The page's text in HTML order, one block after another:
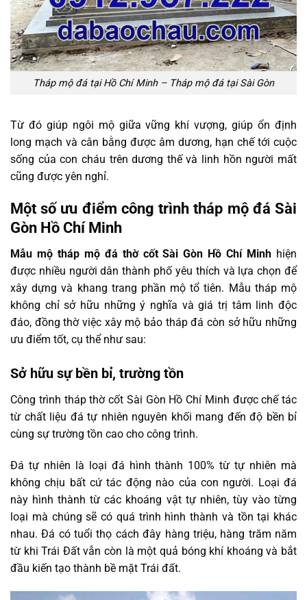
Tháp mộ đá tại Hồ Chí Minh – Tháp mộ đá tại Sài Gòn
Từ đó giúp ngôi mộ giữa vững khí vượng, giúp ổn định
long mạch và cân bằng được âm dương, hạn chế tới cuộc
sống của con cháu trên dương thế và linh hồn người mất
cũng được yên nghỉ.
Một số ưu điểm công trình tháp mộ đá Sài
Gòn Hồ Chí Minh
Mẫu mộ tháp mộ đá thờ cốt Sài Gòn Hồ Chí Minh hiện
được nhiều người dân thành phố yêu thích và lựa chọn để
xây dựng và khang trang phần mộ tổ tiên. Mẫu tháp mộ
không chỉ sở hữu những ý nghĩa và giá trị tâm linh độc
đáo, đồng thờ việc xây mộ bảo tháp đá còn sở hữu những
ưu điểm tốt, cụ thể như sau:
Sở hữu sự bền bỉ, trường tồn
Công trình tháp thờ cốt Sài Gòn Hồ Chí Minh được chế tác
từ chất liệu đá tự nhiên nguyên khối mang đến độ bền bỉ
cùng sự trường tồn cao cho công trình.
Đá tự nhiên là loại đá hình thành 100% từ tự nhiên mà
không chịu bất cứ tác động nào của con người. Loại đá
này hình thành từ các khoáng vật tự nhiên, tùy vào từng
loại mà chúng sẽ có quá trình hình thành và tồn tại khác
nhau. Đá có tuổi thọ cách đây hàng triệu, hàng trăm năm
từ khi Trái Đất vẫn còn là một quả bóng khí khoáng và bắt
đầu kiến tạo thành bề mặt Trái đất.